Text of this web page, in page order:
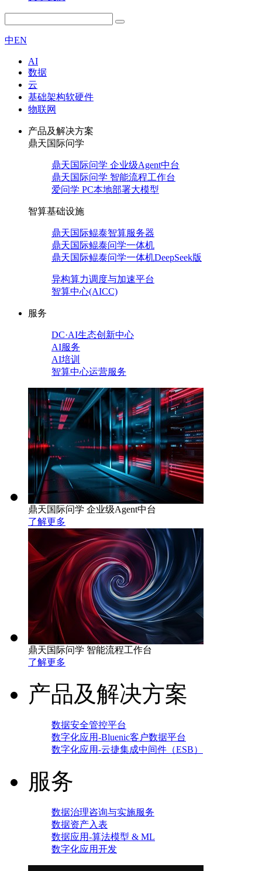
中EN
AI
数据
云
基础架构软硬件
物联网
产品及解决方案
鼎天国际问学
鼎天国际问学 企业级Agent中台
鼎天国际问学 智能流程工作台
爱问学 PC本地部署大模型
智算基础设施
鼎天国际鲲泰智算服务器
鼎天国际鲲泰问学一体机
鼎天国际鲲泰问学一体机DeepSeek版
异构算力调度与加速平台
智算中心(AICC)
服务
DC·AI生态创新中心
AI服务
AI培训
智算中心运营服务
鼎天国际问学 企业级Agent中台
了解更多
鼎天国际问学 智能流程工作台
了解更多
产品及解决方案
数据安全管控平台
数字化应用-Bluenic客户数据平台
数字化应用-云捷集成中间件（ESB）
服务
数据治理咨询与实施服务
数据资产入表
数据应用-算法模型 & ML
数字化应用开发